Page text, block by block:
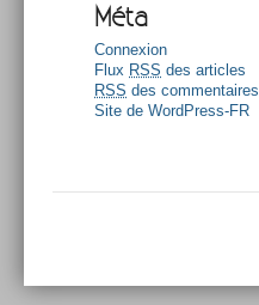
Méta
Connexion
Flux RSS des articles
RSS des commentaires
Site de WordPress-FR